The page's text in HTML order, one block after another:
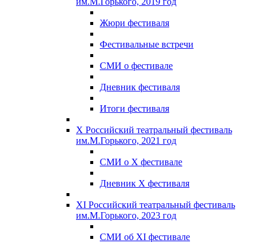
Жюри фестиваля
Фестивальные встречи
СМИ о фестивале
Дневник фестиваля
Итоги фестиваля
X Российский театральный фестиваль
им.М.Горького, 2021 год
СМИ о X фестивале
Дневник X фестиваля
XI Российский театральный фестиваль
им.М.Горького, 2023 год
СМИ об XI фестивале